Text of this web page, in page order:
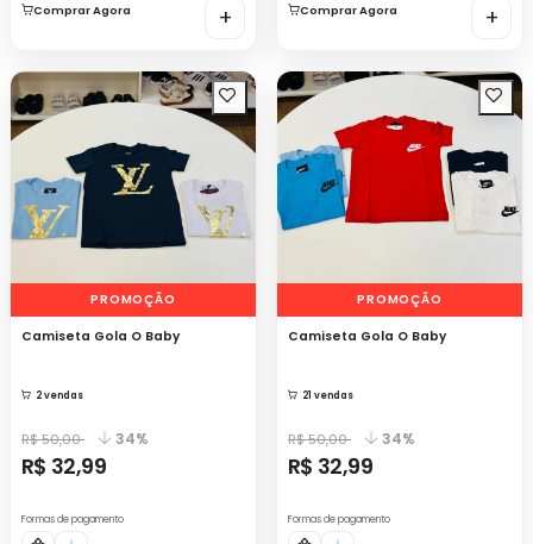
Comprar Agora + Comprar Agora +
PROMOÇÃO
Camiseta Gola O Baby
2 vendas
R$ 50,00 34%
R$ 32,99
Formas de pagamento
PROMOÇÃO
Camiseta Gola O Baby
21 vendas
R$ 50,00 34%
R$ 32,99
Formas de pagamento